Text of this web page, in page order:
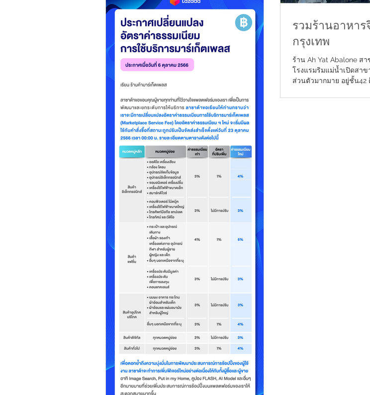
Incomplete Sentences ลดลง แต่เพิ่ม Text
Completion และ Reading Comprehension CPA
Thailand เป็นผู้จัดสอบ โดยสามารถสมัครจองทดสอบ
ฝ่ายศูนย์ที่ต้องการทดสอบระหว่าง วันจันทร์-วันเสาร์*
8:00-16:30 น. ศูนย์สอบโทอิคกรุงเทพฯ 02-260-
7061, 02-259-3990 ต่อ 101 (ต่อ
รวมร้านอาหาร
กรุงเทพ
ร้าน Ah Yat Abalone ส
โรงแรมริมแม่น้ำเปิดสาข
ส่วนตัวมากมาย อยู่ชั้น42